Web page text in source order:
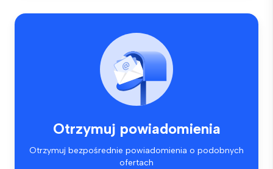
Otrzymuj powiadomienia
Otrzymuj bezpośrednie powiadomienia o podobnych
ofertach